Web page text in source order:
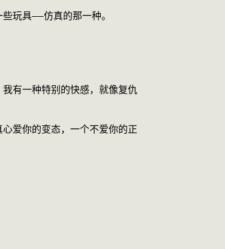
玩具——仿真的那一种。
有一种特别的快感，就像复仇
爱你的变态，一个不爱你的正